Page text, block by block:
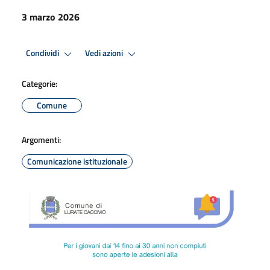
3 marzo 2026
Condividi Vedi azioni
Categorie:
Comune
Argomenti:
Comunicazione istituzionale